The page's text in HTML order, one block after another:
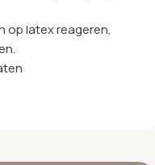
op latex reageren,